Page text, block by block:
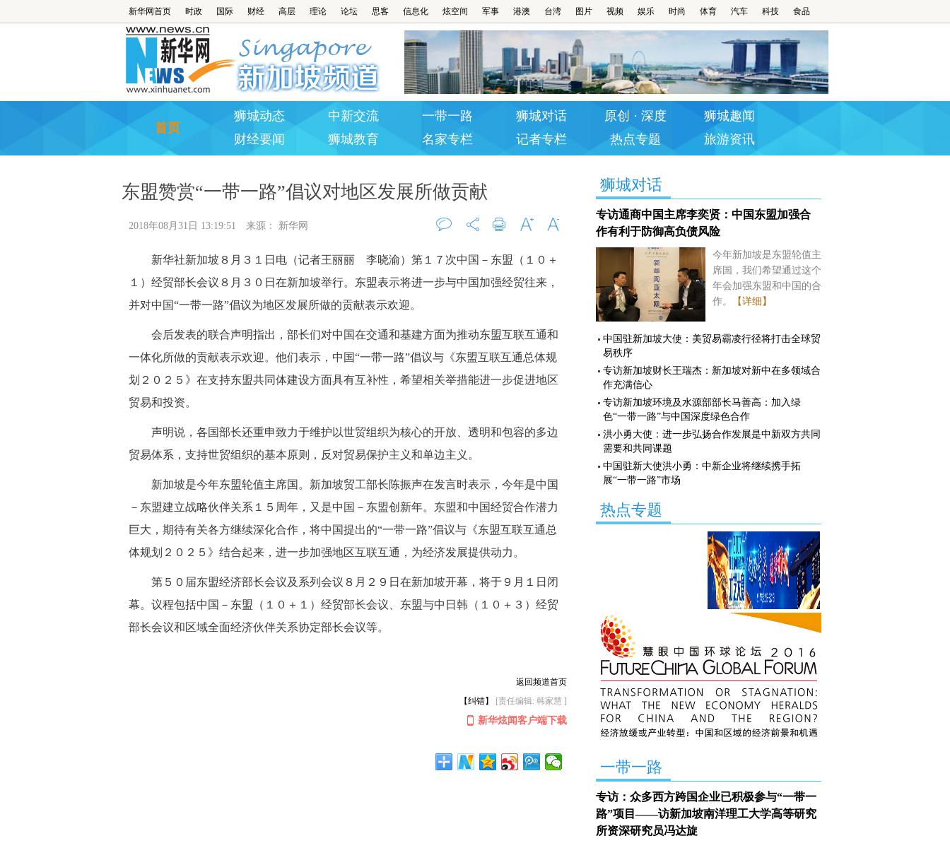
新华网首页 时政 国际 财经 高层 理论 论坛 思客 信息化 炫空间 军事 港澳 台湾 图片 视频 娱乐 时尚 体育 汽车 科技 食品
首页
狮城动态 中新交流 一带一路 狮城对话 原创 · 深度
狮城趣闻
财经要闻
狮城教育 名家专栏 记者专栏 热点专题 旅游资讯
狮城对话
专访通商中国主席李奕贤：中国东盟加强合
作有利于防御高负债风险
今年新加坡是东盟轮值主
席国，我们希望通过这个
年会加强东盟和中国的合
作。
【详细】
中国驻新加坡大使：美贸易霸凌行径将打击全球贸
易秩序
专访新加坡财长王瑞杰：新加坡对新中在多领域合
作充满信心
专访新加坡环境及水源部部长马善高：加入绿
色“一带一路”与中国深度绿色合作
洪小勇大使：进一步弘扬合作发展是中新双方共同
需要和共同课题
中国驻新大使洪小勇：中新企业将继续携手拓
展“一带一路”市场
热点专题
一带一路
专访：众多西方跨国企业已积极参与“一带一
路”项目——访新加坡南洋理工大学高等研究
所资深研究员冯达旋
东盟赞赏“一带一路”倡议对地区发展所做贡献
2018年08月31日 13:19:51 来源： 新华网
评论 打印
新华社新加坡８月３１日电（记者王丽丽 李晓渝）第１７次中国－东盟（１０＋
１）经贸部长会议８月３０日在新加坡举行。东盟表示将进一步与中国加强经贸往来，
并对中国“一带一路”倡议为地区发展所做的贡献表示欢迎。
会后发表的联合声明指出，部长们对中国在交通和基建方面为推动东盟互联互通和
一体化所做的贡献表示欢迎。他们表示，中国“一带一路”倡议与《东盟互联互通总体规
划２０２５》在支持东盟共同体建设方面具有互补性，希望相关举措能进一步促进地区
贸易和投资。
声明说，各国部长还重申致力于维护以世贸组织为核心的开放、透明和包容的多边
贸易体系，支持世贸组织的基本原则，反对贸易保护主义和单边主义。
新加坡是今年东盟轮值主席国。新加坡贸工部长陈振声在发言时表示，今年是中国
－东盟建立战略伙伴关系１５周年，又是中国－东盟创新年。东盟和中国经贸合作潜力
巨大，期待有关各方继续深化合作，将中国提出的“一带一路”倡议与《东盟互联互通总
体规划２０２５》结合起来，进一步加强地区互联互通，为经济发展提供动力。
第５０届东盟经济部长会议及系列会议８月２９日在新加坡开幕，将于９月１日闭
幕。议程包括中国－东盟（１０＋１）经贸部长会议、东盟与中日韩（１０＋３）经贸
部长会议和区域全面经济伙伴关系协定部长会议等。
返回频道首页
【纠错】
[责任编辑: 韩家慧 ]
新华炫闻客户端下载